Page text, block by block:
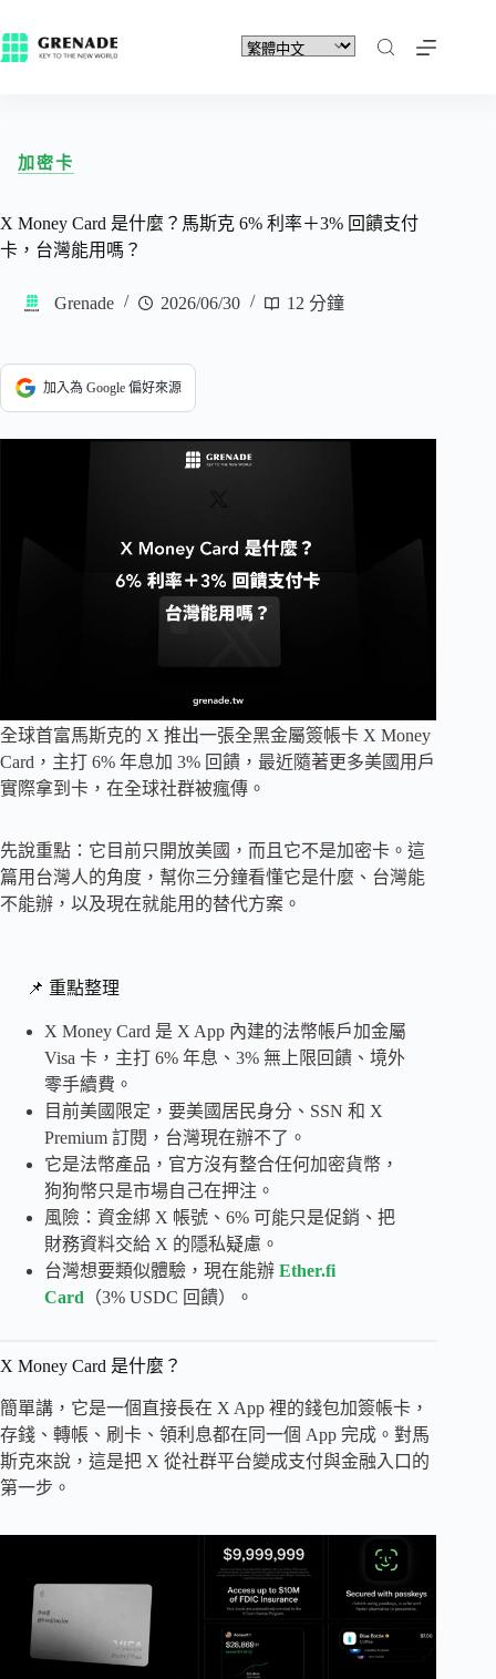
加密卡
X Money Card 是什麼？馬斯克 6% 利率＋3% 回饋支付
卡，台灣能用嗎？
Grenade 2026/06/30 12 分鐘
加入為 Google 偏好來源
全球首富馬斯克的 X 推出一張全黑金屬簽帳卡 X Money
Card，主打 6% 年息加 3% 回饋，最近隨著更多美國用戶
實際拿到卡，在全球社群被瘋傳。
先說重點：它目前只開放美國，而且它不是加密卡。這
篇用台灣人的角度，幫你三分鐘看懂它是什麼、台灣能
不能辦，以及現在就能用的替代方案。
📌 重點整理
X Money Card 是 X App 內建的法幣帳戶加金屬
Visa 卡，主打 6% 年息、3% 無上限回饋、境外
零手續費。
目前美國限定，要美國居民身分、SSN 和 X
Premium 訂閱，台灣現在辦不了。
它是法幣產品，官方沒有整合任何加密貨幣，
狗狗幣只是市場自己在押注。
風險：資金綁 X 帳號、6% 可能只是促銷、把
財務資料交給 X 的隱私疑慮。
台灣想要類似體驗，現在能辦 Ether.fi
Card （3% USDC 回饋）。
X Money Card 是什麼？
簡單講，它是一個直接長在 X App 裡的錢包加簽帳卡，
存錢、轉帳、刷卡、領利息都在同一個 App 完成。對馬
斯克來說，這是把 X 從社群平台變成支付與金融入口的
第一步。